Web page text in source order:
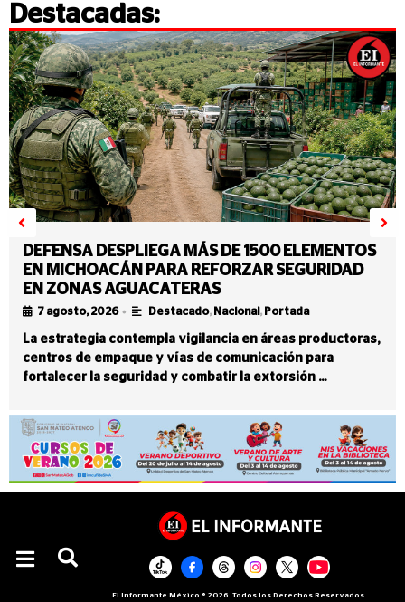
Destacadas:
DEFENSA DESPLIEGA MÁS DE 1500 ELEMENTOS
EN MICHOACÁN PARA REFORZAR SEGURIDAD
EN ZONAS AGUACATERAS
7 agosto, 2026 • Destacado, Nacional , Portada
La estrategia contempla vigilancia en áreas productoras,
centros de empaque y vías de comunicación para
fortalecer la seguridad y combatir la extorsión …
El Informante México ® 2026. Todos los Derechos Reservados.